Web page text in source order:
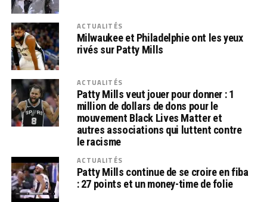
ACTUALITÉS
Milwaukee et Philadelphie ont les yeux
rivés sur Patty Mills
ACTUALITÉS
Patty Mills veut jouer pour donner : 1
million de dollars de dons pour le
mouvement Black Lives Matter et
autres associations qui luttent contre
le racisme
ACTUALITÉS
Patty Mills continue de se croire en fiba
: 27 points et un money-time de folie